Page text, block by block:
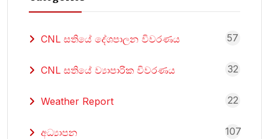
CNL සතියේ දේශපාලන විවරණය 57
CNL සතියේ ව්‍යාපාරික විවරණය 32
Weather Report 22
අධ්‍යාපන 107